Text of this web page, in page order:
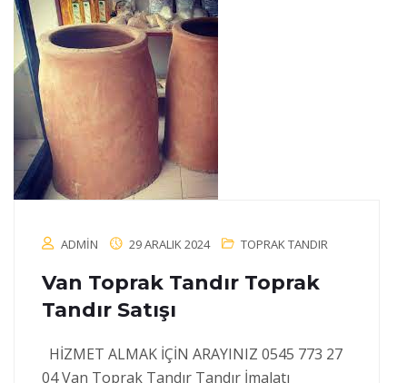
ADMIN 29 ARALIK 2024 TOPRAK TANDIR
Van Toprak Tandır Toprak
Tandır Satışı
HİZMET ALMAK İÇİN ARAYINIZ 0545 773 27
04 Van Toprak Tandır Tandır İmalatı